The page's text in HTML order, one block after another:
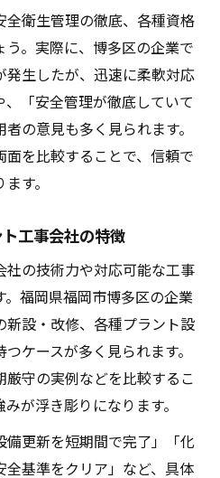
全衛生管理の徹底、各種資格
。実際に、博多区の企業で
発生したが、迅速に柔軟対応
「安全管理が徹底していて
の意見も多く見られます。
を比較することで、信頼で
す。
工事会社の特徴
の技術力や対応可能な工事
福岡県福岡市博多区の企業
設・改修、各種プラント設
ケースが多く見られます。
守の実例などを比較するこ
が浮き彫りになります。
更新を短期間で完了」「化
基準をクリア」など、具体